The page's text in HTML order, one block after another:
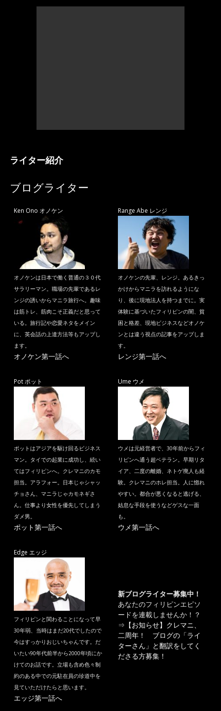
ライター紹介
ブログライター
Ken Ono オノケン
オノケンは日本で働く普通の３０代
サラリーマン。職場の先輩であるレ
ンジの誘いからマニラ旅行へ。趣味
は筋トレ、筋肉こそ正義だと思って
いる。旅行記や恋愛ネタをメイン
に、英会話の上達方法等もアップし
ます。
オノケン第一話へ
Range Abe レンジ
オノケンの先輩、レンジ。あるきっ
かけからマニラを訪れるようにな
り、後に現地法人を持つまでに。実
体験に基づいたフィリピンの闇、貧
困と格差、現地ビジネスなどオノケ
ンとは違う視点の記事をアップしま
す。
レンジ第一話へ
Pot ポット
ポットはアジアを駆け回るビジネス
マン。タイでの起業に成功し、続い
てはフィリピンへ。クレマニのカモ
担当。アラフォー。日本じゃシャッ
チョさん、マニラじゃカモネギさ
ん。仕事より女性を優先してしまう
ダメ男。
ポット第一話へ
Ume ウメ
ウメは元経営者で、30年前からフィ
リピンへ通う超ベテラン。早期リタ
イア、二度の離婚、ネトゲ廃人も経
験。クレマニのホレ担当。人に惚れ
やすい。都合が悪くなると逃げる、
姑息な手段を使うなどゲスな一面
も。
ウメ第一話へ
Edge エッジ
フィリピンと関わることになって早
30年弱、当時はまだ20代でしたので
今はすっかりおじいちゃんです。だ
いたい90年代前半から2000年頃にか
けてのお話です。立場も含め色々制
約のある中での元駐在員の珍道中を
見ていただけたらと思います。
エッジ第一話へ
新ブログライター募集中！
あなたのフィリピンエピソ
ードを連載しませんか！？
⇒ 【お知らせ】クレマニ、
二周年！ ブログの「ライ
ターさん」と翻訳をしてく
ださる方募集！